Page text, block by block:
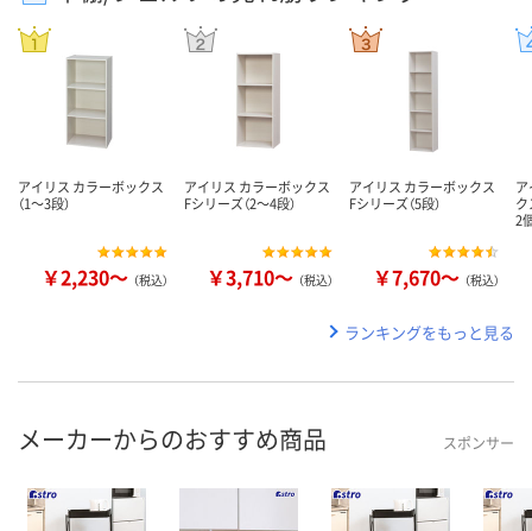
アイリス カラーボックス
（1～3段）
￥2,230～ （税込）
アイリス カラーボックス
Fシリーズ（2～4段）
￥3,710～ （税込）
アイリス カラーボックス
Fシリーズ（5段）
￥7,670～ （税込）
2
ランキングをもっと見る
メーカーからのおすすめ商品 スポンサー